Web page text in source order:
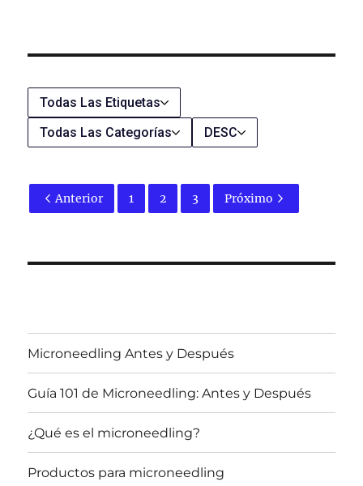
Todas Las Etiquetas
Todas Las Categorías
DESC
Anterior 1 2 3 Próximo
Microneedling Antes y Después
Guía 101 de Microneedling: Antes y Después
¿Qué es el microneedling?
Productos para microneedling